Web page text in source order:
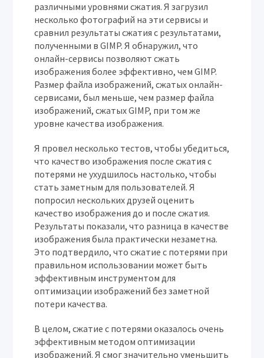
различными уровнями сжатия. Я загрузил
несколько фотографий на эти сервисы и
сравнил результаты сжатия с результатами,
полученными в GIMP. Я обнаружил, что
онлайн-сервисы позволяют сжать
изображения более эффективно, чем GIMP.
Размер файла изображений, сжатых онлайн-
сервисами, был меньше, чем размер файла
изображений, сжатых GIMP, при том же
уровне качества изображения.
Я провел несколько тестов, чтобы убедиться,
что качество изображения после сжатия с
потерями не ухудшилось настолько, чтобы
стать заметным для пользователей. Я
попросил нескольких друзей оценить
качество изображения до и после сжатия.
Результаты показали, что разница в качестве
изображения была практически незаметна.
Это подтвердило, что сжатие с потерями при
правильном использовании может быть
эффективным инструментом для
оптимизации изображений без заметной
потери качества.
В целом, сжатие с потерями оказалось очень
эффективным методом оптимизации
изображений. Я смог значительно уменьшить